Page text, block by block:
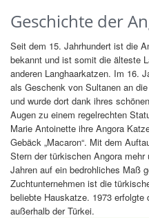
Geschichte der
Seit dem 15. Jahrhundert ist die
bekannt und ist somit die älteste
anderen Langhaarkatzen. Im 16.
als Geschenk von Sultanen an
und wurde dort dank ihres
Augen zu einem regelrechten
Marie Antoinette ihre Angora
Gebäck „Macaron“. Mit dem
Stern der türkischen Angora
Jahren auf ein bedrohliches Maß
Zuchtunternehmen ist die
beliebte Hauskatze. 1973
außerhalb der Türkei.